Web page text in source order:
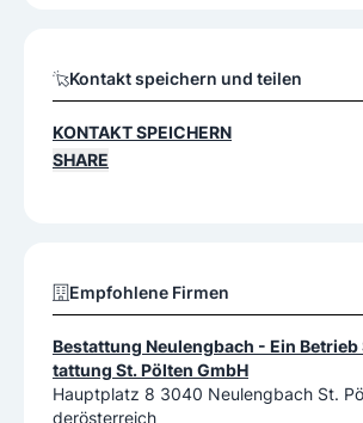
Kontakt speichern und teilen
KONTAKT SPEICHERN
SHARE
Empfohlene Firmen
Bestattung Neulengbach - Ein Betrieb
tattung St. Pölten GmbH
Hauptplatz 8 3040 Neulengbach St.
derösterreich